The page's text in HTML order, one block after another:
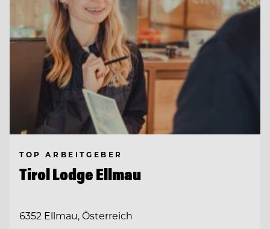
TOP ARBEITGEBER
Tirol Lodge Ellmau
6352 Ellmau, Österreich